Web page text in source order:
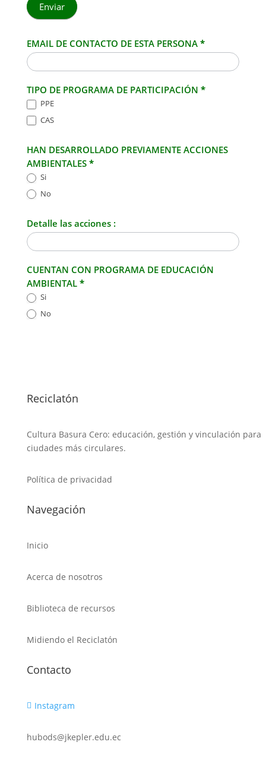
Enviar
EMAIL DE CONTACTO DE ESTA PERSONA *
TIPO DE PROGRAMA DE PARTICIPACIÓN *
PPE
CAS
HAN DESARROLLADO PREVIAMENTE ACCIONES
AMBIENTALES *
Si
No
Detalle las acciones :
CUENTAN CON PROGRAMA DE EDUCACIÓN
AMBIENTAL *
Si
No
Reciclatón
Cultura Basura Cero: educación, gestión y vinculación para
ciudades más circulares.
Política de privacidad
Navegación
Inicio
Acerca de nosotros
Biblioteca de recursos
Midiendo el Reciclatón
Contacto
 Instagram
hubods@jkepler.edu.ec